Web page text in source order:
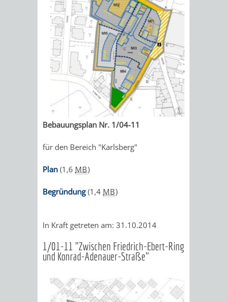
Bebauungsplan Nr. 1/04-11
für den Bereich "Karlsberg"
Plan (1,6 MB)
Begründung(1,4 MB)
In Kraft getreten am: 31.10.2014
1/01-11 "Zwischen Friedrich-Ebert-Ring
und Konrad-Adenauer-Straße"